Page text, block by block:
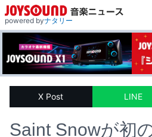
powered byナタリー
X Post LINE
Saint Snowが初